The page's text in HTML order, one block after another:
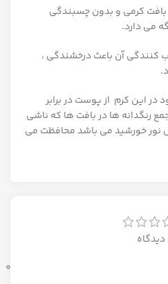
بافت کرمی و بدون چسبندگی
می دارد.
کنندگی آن باعث درخشندگی ،
این کرم از پوست در برابر
رنگدانه ها در بافت ها که ناشی
نور خورشید می باشد محافظت می
0